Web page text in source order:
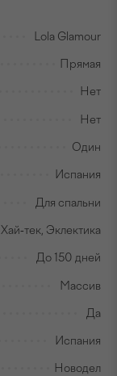
Lola Glamour
Прямая
Нет
Нет
Один
Испания
Для спальни
тек, Эклектика
До 150 дней
Массив
Да
Испания
Новодел